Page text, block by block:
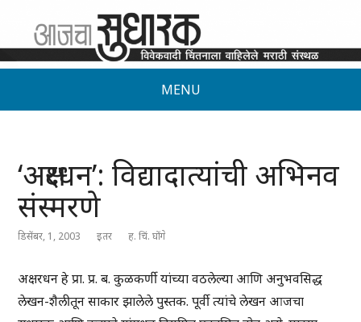
MENU
‘अक्षरधन’: विद्यादात्यांची अभिनव
संस्मरणे
डिसेंबर, 1, 2003 इतर ह. चिं. घोंगे
अक्षरधन हे प्रा. प्र. ब. कुळकर्णी यांच्या वठलेल्या आणि अनुभवसिद्ध
लेखन-शैलीतून साकार झालेले पुस्तक. पूर्वी त्यांचे लेखन आजचा